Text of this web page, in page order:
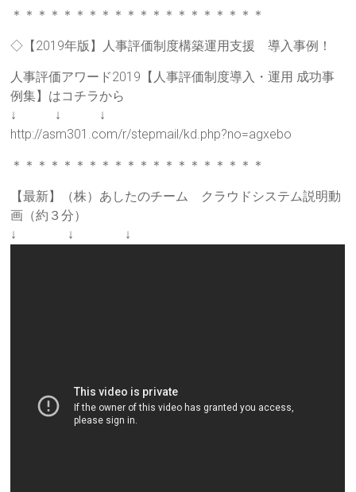
＊＊＊＊＊＊＊＊＊＊＊＊＊＊＊＊＊＊＊＊
◇【2019年版】人事評価制度構築運用支援 導入事例！
人事評価アワード2019【人事評価制度導入・運用 成功事
例集】はコチラから
↓ ↓ ↓
http://asm301.com/r/stepmail/kd.php?no=agxebo
＊＊＊＊＊＊＊＊＊＊＊＊＊＊＊＊＊＊＊＊
【最新】（株）あしたのチーム クラウドシステム説明動
画（約３分）
↓ ↓ ↓